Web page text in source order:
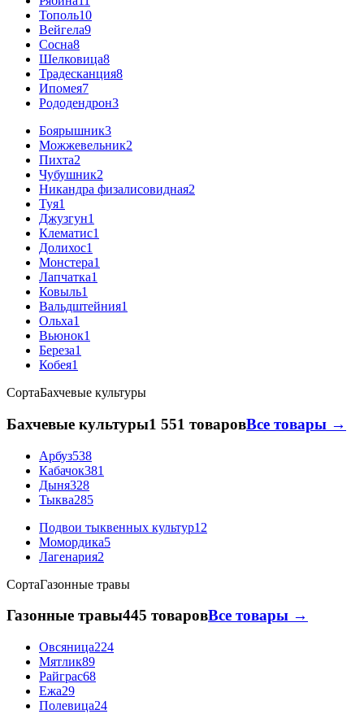
Тополь10
Вейгела9
Сосна8
Шелковица8
Традесканция8
Ипомея7
Рододендрон3
Боярышник3
Можжевельник2
Пихта2
Чубушник2
Никандра физалисовидная2
Туя1
Джузгун1
Клематис1
Долихос1
Монстера1
Лапчатка1
Ковыль1
Вальдштейния1
Ольха1
Вьюнок1
Береза1
Кобея1
СортаБахчевые культуры
Бахчевые культуры1 551 товаровВсе товары →
Арбуз538
Кабачок381
Дыня328
Тыква285
Подвои тыквенных культур12
Момордика5
Лагенария2
СортаГазонные травы
Газонные травы445 товаровВсе товары →
Овсяница224
Мятлик89
Райграс68
Ежа29
Полевица24